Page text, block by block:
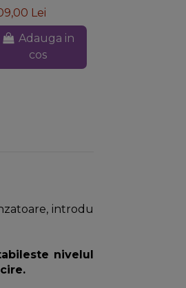
Lei
Adauga in
cos
introdu
nivelul